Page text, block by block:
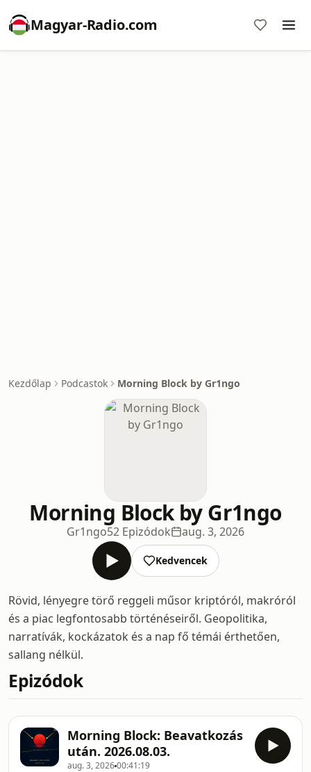
Magyar-Radio.com
Kezdőlap Podcastok Morning Block by Gr1ngo
Morning Block by Gr1ngo
Gr1ngo52 Epizódok aug. 3, 2026
Kedvencek
Rövid, lényegre törő reggeli műsor kriptóról, makróról
és a piac legfontosabb történéseiről. Geopolitika,
narratívák, kockázatok és a nap fő témái érthetően,
sallang nélkül.
Epizódok
Morning Block: Beavatkozás
után. 2026.08.03.
aug. 3, 202600:41:19